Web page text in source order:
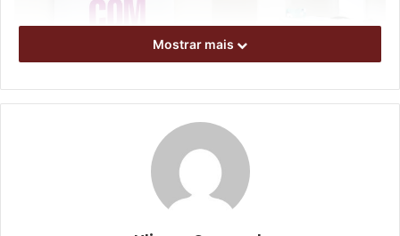
Além disso, as mulheres ocuparam 54,38% dos 5.700
postos de trabalho criados em Londrina no mesmo
Mostrar mais